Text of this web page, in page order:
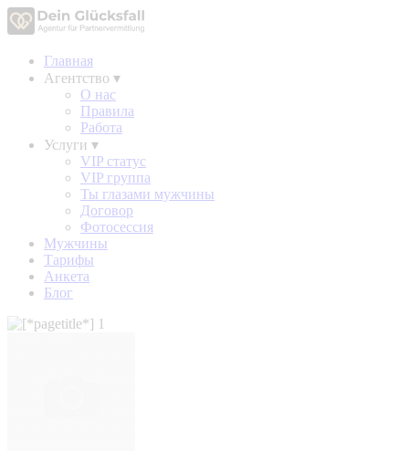
Главная
Агентство ▾
О нас
Правила
Работа
Услуги ▾
VIP статус
VIP группа
Ты глазами мужчины
Договор
Фотосессия
Мужчины
Тарифы
Анкета
Блог